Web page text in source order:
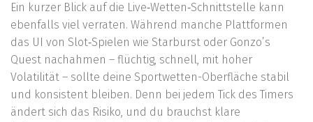
Ein kurzer Blick auf die Live‑Wetten‑Schnittstelle kann
ebenfalls viel verraten. Während manche Plattformen
das UI von Slot‑Spielen wie Starburst oder Gonzo’s
Quest nachahmen – flüchtig, schnell, mit hoher
Volatilität – sollte deine Sportwetten-Oberfläche stabil
und konsistent bleiben. Denn bei jedem Tick des Timers
ändert sich das Risiko, und du brauchst klare